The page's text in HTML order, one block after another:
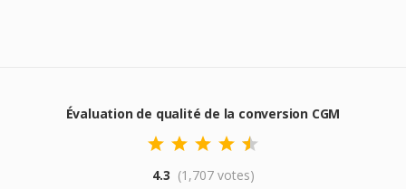
Évaluation de qualité de la conversion CGM
4.3 (1,707 votes)